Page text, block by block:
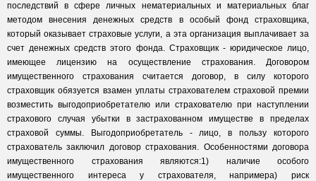
последствий в сфере личных нематериальных и материальных благ
методом внесения денежных средств в особый фонд страховщика,
который оказывает страховые услуги, а эта организация выплачивает за
счет денежных средств этого фонда. Страховщик - юридическое лицо,
имеющее лицензию на осуществление страхования. Договором
имущественного страхования считается договор, в силу которого
страховщик обязуется взамен уплаты страхователем страховой премии
возместить выгодоприобретателю или страхователю при наступлении
страхового случая убытки в застрахованном имуществе в пределах
страховой суммы. Выгодоприобретатель - лицо, в пользу которого
страхователь заключил договор страхования. Особенностями договора
имущественного страхования являются:1) наличие особого
имущественного интереса у страхователя, напримера) риск